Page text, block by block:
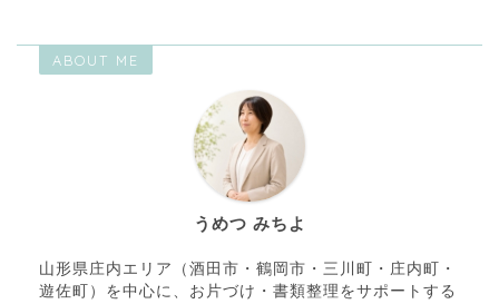
ABOUT ME
うめつ みちよ
山形県庄内エリア（酒田市・鶴岡市・三川町・庄内町・
遊佐町）を中心に、お片づけ・書類整理をサポートする